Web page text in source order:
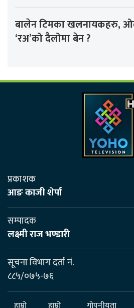
बालेन टिमका खलनायकहरु,
‘रअ’को दैलोमा बेन ?
प्रकाशक
आङ काजी शेर्पा
सम्पादक
लक्ष्मी राज भण्डारी
सूचना विभाग दर्ता नं.
८८५/०७५-७६